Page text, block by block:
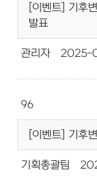
[이벤트] 기후
발표
관리자 2025-
96
[이벤트] 기후
기획총괄팀